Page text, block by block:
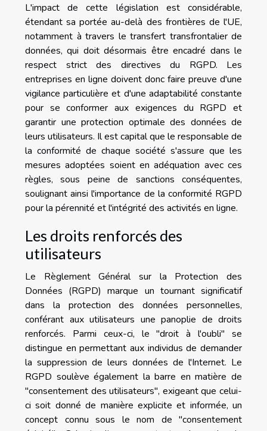
L'impact de cette législation est considérable,
étendant sa portée au-delà des frontières de l'UE,
notamment à travers le transfert transfrontalier de
données, qui doit désormais être encadré dans le
respect strict des directives du RGPD. Les
entreprises en ligne doivent donc faire preuve d'une
vigilance particulière et d'une adaptabilité constante
pour se conformer aux exigences du RGPD et
garantir une protection optimale des données de
leurs utilisateurs. Il est capital que le responsable de
la conformité de chaque société s'assure que les
mesures adoptées soient en adéquation avec ces
règles, sous peine de sanctions conséquentes,
soulignant ainsi l'importance de la conformité RGPD
pour la pérennité et l'intégrité des activités en ligne.
Les droits renforcés des
utilisateurs
Le Règlement Général sur la Protection des
Données (RGPD) marque un tournant significatif
dans la protection des données personnelles,
conférant aux utilisateurs une panoplie de droits
renforcés. Parmi ceux-ci, le "droit à l'oubli" se
distingue en permettant aux individus de demander
la suppression de leurs données de l'Internet. Le
RGPD soulève également la barre en matière de
"consentement des utilisateurs", exigeant que celui-
ci soit donné de manière explicite et informée, un
concept connu sous le nom de "consentement